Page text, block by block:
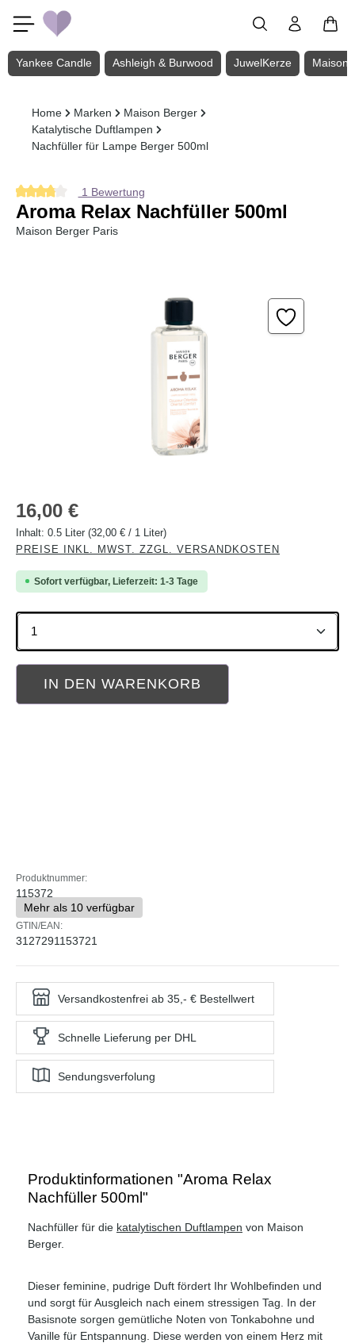
Zum Hauptinhalt springen
Yankee Candle Ashleigh & Burwood JuwelKerze Maison
Home Marken
Maison Berger
Katalytische Duftlampen
Nachfüller für Lampe Berger 500ml
Durchschnittliche Bewertung von 4 von 5 Sternen
1 Bewertung
Aroma Relax Nachfüller 500ml
Maison Berger Paris
Regulärer Preis:
16,00 €
Inhalt: 0.5 Liter (32,00 € / 1 Liter)
PREISE INKL. MWST. ZZGL. VERSANDKOSTEN
Sofort verfügbar, Lieferzeit: 1-3 Tage
Produkt Anzahl: Gib den gewünschten Wert ein
IN DEN WARENKORB
Produktnummer:
115372
Mehr als 10 verfügbar
GTIN/EAN:
3127291153721
Versandkostenfrei ab 35,- € Bestellwert
Schnelle Lieferung per DHL
Sendungsverfolung
Produktinformationen "Aroma Relax
Nachfüller 500ml"
Nachfüller für die katalytischen Duftlampen von Maison
Berger.
Dieser feminine, pudrige Duft fördert Ihr Wohlbefinden und
und sorgt für Ausgleich nach einem stressigen Tag. In der
Basisnote sorgen gemütliche Noten von Tonkabohne und
Vanille für Entspannung. Diese werden von einem Herz mit